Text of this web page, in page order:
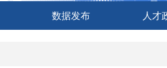
数据发布 人才